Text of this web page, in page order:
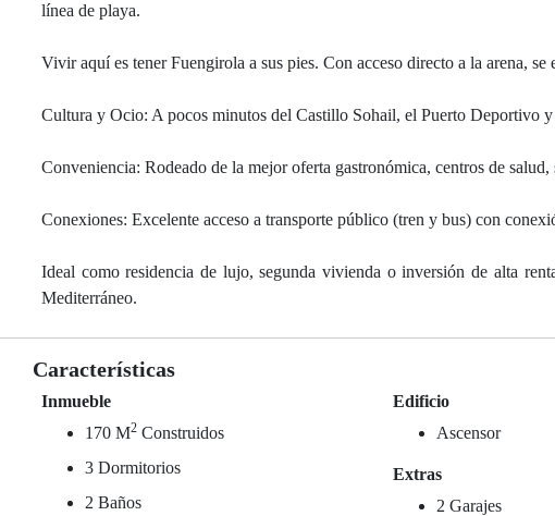
línea de playa.
Vivir aquí es tener Fuengirola a sus pies. Con acceso directo a la arena,
Cultura y Ocio: A pocos minutos del Castillo Sohail, el Puerto Deportivo y
Conveniencia: Rodeado de la mejor oferta gastronómica, centros de
Conexiones: Excelente acceso a transporte público (tren y bus) con
Ideal como residencia de lujo, segunda vivienda o inversión de alta
Mediterráneo.
Características
Inmueble
170 M2 Construidos
3 Dormitorios
2 Baños
Edificio
Ascensor
Extras
2 Garajes